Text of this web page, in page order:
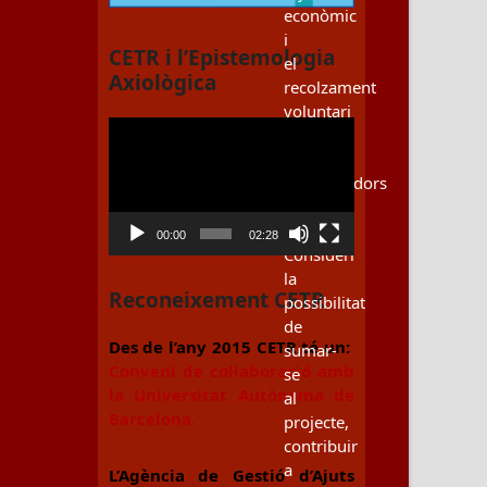
CETR i l’Epistemologia
Axiològica
00:00 02:28
Reconeixement CETR
Des de l’any 2015 CETR té un:
Conveni de col·laboració amb
la Universitat Autònoma de
Barcelona.
L’Agència de Gestió d’Ajuts
econòmic
i
el
recolzament
voluntari
col·laboradors
i
amics.
Consideri
la
possibilitat
de
sumar-
se
al
projecte,
contribuir
a